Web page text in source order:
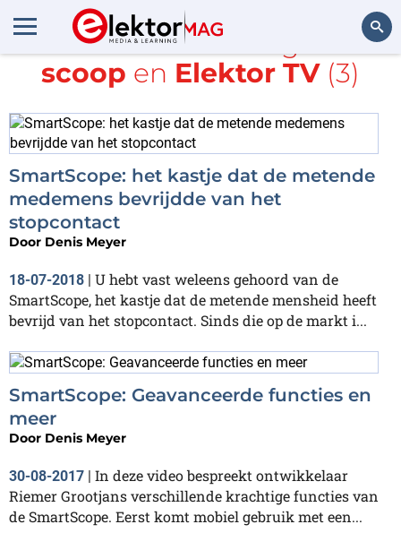
Zoeken
Alle items met de tags
USB-
scoop en Elektor TV(3)
SmartScope: het kastje dat de metende
medemens bevrijdde van het
stopcontact
Door Denis Meyer
18-07-2018 | U hebt vast weleens gehoord van de
SmartScope, het kastje dat de metende mensheid heeft
bevrijd van het stopcontact. Sinds die op de markt i...
SmartScope: Geavanceerde functies en
meer
Door Denis Meyer
30-08-2017 | In deze video bespreekt ontwikkelaar
Riemer Grootjans verschillende krachtige functies van
de SmartScope. Eerst komt mobiel gebruik met een...